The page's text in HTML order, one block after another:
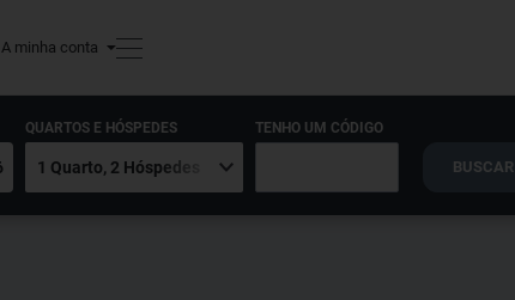
A minha conta
QUARTOS E HÓSPEDES TENHO UM CÓDIGO
BUSCAR